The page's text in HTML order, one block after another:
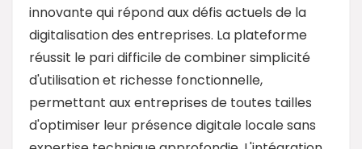
innovante qui répond aux défis actuels de la
digitalisation des entreprises. La plateforme
réussit le pari difficile de combiner simplicité
d'utilisation et richesse fonctionnelle,
permettant aux entreprises de toutes tailles
d'optimiser leur présence digitale locale sans